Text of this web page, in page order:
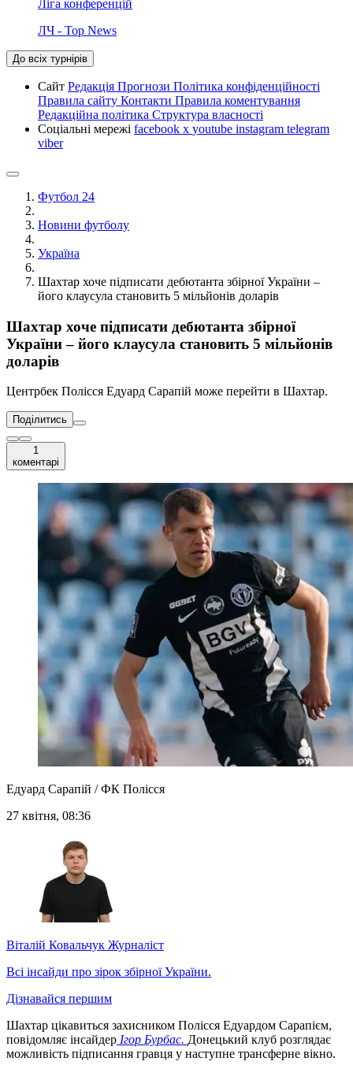
Ліга конференцій
ЛЧ - Top News
До всіх турнірів
Сайт Редакція Прогнози Політика конфіденційності
Правила сайту Контакти Правила коментування
Редакційна політика Структура власності
Соціальні мережі facebook x youtube instagram telegram
viber
Футбол 24
Новини футболу
Україна
Шахтар хоче підписати дебютанта збірної України –
його клаусула становить 5 мільйонів доларів
Шахтар хоче підписати дебютанта збірної
України – його клаусула становить 5 мільйонів
доларів
Центрбек Полісся Едуард Сарапій може перейти в Шахтар.
Поділитись
1
коментарі
Едуард Сарапій / ФК Полісся
27 квітня, 08:36
Віталій Ковальчук Журналіст
Всі інсайди про зірок збірної України.
Дізнавайся першим
Шахтар цікавиться захисником Полісся Едуардом Сарапієм,
повідомляє інсайдер Ігор Бурбас. Донецький клуб розглядає
можливість підписання гравця у наступне трансферне вікно.